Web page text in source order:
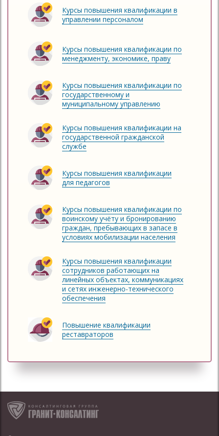
Курсы повышения квалификации в
управлении персоналом
Курсы повышения квалификации по
менеджменту, экономике, праву
Курсы повышения квалификации по
государственному и
муниципальному управлению
Курсы повышения квалификации на
государственной гражданской
службе
Курсы повышения квалификации
для педагогов
Курсы повышения квалификации по
воинскому учёту и бронированию
граждан, пребывающих в запасе в
условиях мобилизации населения
Курсы повышения квалификации
сотрудников работающих на
линейных объектах, коммуникациях
и сетях инженерно-технического
обеспечения
Повышение квалификации
реставраторов